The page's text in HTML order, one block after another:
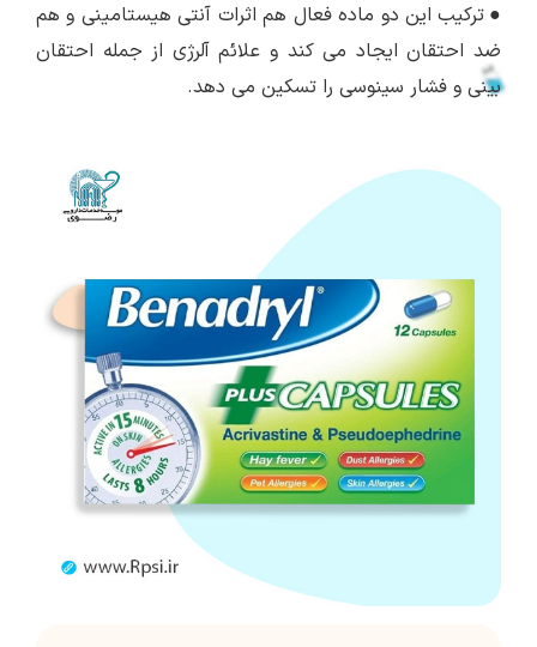
● ترکیب این دو ماده فعال هم اثرات آنتی هیستامینی و هم
ضد احتقان ایجاد می کند و علائم آلرژی از جمله احتقان
بینی و فشار سینوسی را تسکین می دهد.